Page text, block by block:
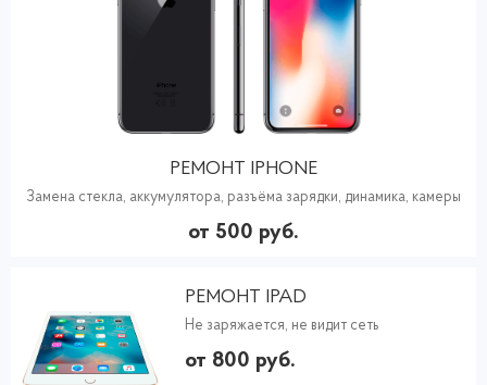
РЕМОНТ IPHONE
Замена стекла, аккумулятора, разъёма зарядки, динамика, камеры
от 500 руб.
РЕМОНТ IPAD
Не заряжается, не видит сеть
от 800 руб.